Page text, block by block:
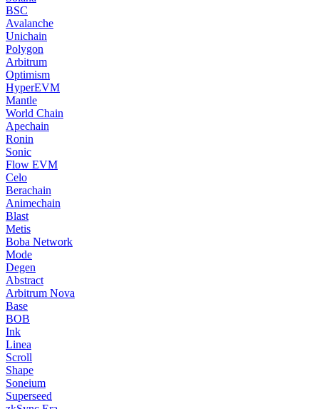
BSC
Avalanche
Unichain
Polygon
Arbitrum
Optimism
HyperEVM
Mantle
World Chain
Apechain
Ronin
Sonic
Flow EVM
Celo
Berachain
Animechain
Blast
Metis
Boba Network
Mode
Degen
Abstract
Arbitrum Nova
Base
BOB
Ink
Linea
Scroll
Shape
Soneium
Superseed